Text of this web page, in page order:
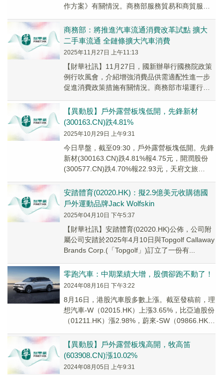
作方案》有關情況。商務部服務貿易和商貿服務
部門將...
商務部：將推進汽車流通消費改革試點 擴大
二手車流通 全鏈條擴大汽車消費
2025年11月27日 上午11:13
【財華社訊】11月27日，國新辦舉行國務院政策
例行吹風會，介紹增強消費品供需適配性進一步
促進消費政策措施有關情況。商務部市場運行和
等大宗...
【異動股】戶外露營板塊低開，先鋒新材
(300163.CN)跌4.81%
2025年10月29日 上午9:31
今日早盤，截至09:30，戶外露營板塊低開。先鋒
新材(300163.CN)跌4.81%報4.75元，開潤股份
(300577.CN)跌4.70%報22.93元，天府文旅
安踏體育(02020.HK)：擬2.9億美元收購德國
戶外運動品牌Jack Wolfskin
2025年04月10日 下午5:37
【財華社訊】安踏體育(02020.HK)公佈，公司附
屬公司安踏於2025年4月10日與Topgolf Callaway
Brands Corp.(「Topgolf」)訂立了一份有...
零跑汽車：中期業績大增，股價卻跑不動了！
2024年08月16日 下午3:22
8月16日，港股汽車股多數上漲。截至發稿前，理
想汽車-W（02015.HK）上漲3.65%，比亞迪股份
（01211.HK）漲2.98%，蔚來-SW（09866.HK）
【異動股】戶外露營板塊高開，牧高笛
(603908.CN)漲10.02%
2024年08月05日 上午9:31